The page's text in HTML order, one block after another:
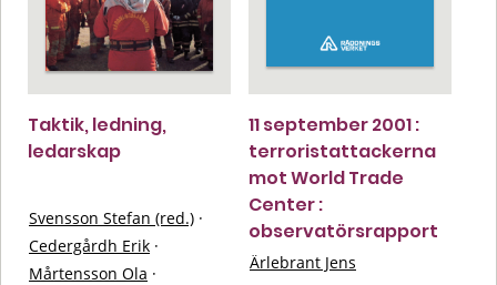
Taktik, ledning,
ledarskap
Svensson Stefan (red.) ·
Cedergårdh Erik ·
Mårtensson Ola ·
11 september 2001 :
terroristattackerna
mot World Trade
Center :
observatörsrapport
Ärlebrant Jens